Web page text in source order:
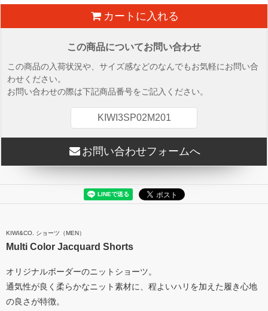
カートに入れる
この商品についてお問い合わせ
この商品の入荷状況や、サイズ感などのなんでもお気軽にお問い合
わせください。
お問い合わせの際は下記商品番号をご記入ください。
KIWI3SP02M201
お問い合わせフォームへ
KIWI&CO. ショーツ（MEN）
Multi Color Jacquard Shorts
オリジナルボーダーのニットショーツ。
通気性が良く柔らかなニット素材に、程よいハリを加えた履き心地
の良さが特徴。